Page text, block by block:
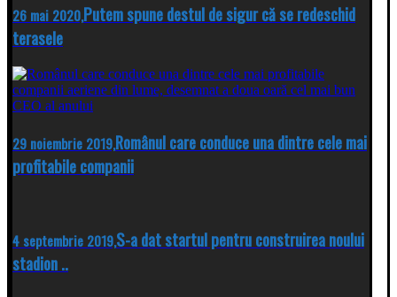
26 mai 2020,Putem spune destul de sigur că se redeschid
terasele
29 noiembrie 2019,Românul care conduce una dintre cele mai
profitabile companii
4 septembrie 2019,S-a dat startul pentru construirea noului
stadion ..